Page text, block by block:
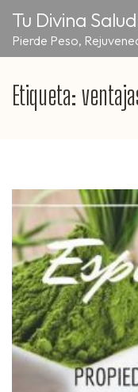
contenido
(presiona
tecla
Tu Divina Salud
Pierde Peso,
Etiqueta: